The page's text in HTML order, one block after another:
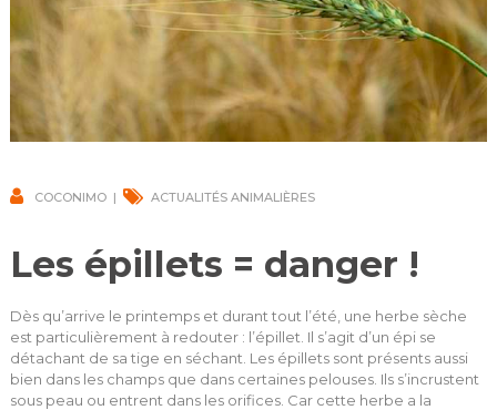
COCONIMO ACTUALITÉS ANIMALIÈRES
Les épillets = danger !
Dès qu’arrive le printemps et durant tout l’été, une herbe sèche
est particulièrement à redouter : l’épillet. Il s’agit d’un épi se
détachant de sa tige en séchant. Les épillets sont présents aussi
bien dans les champs que dans certaines pelouses. Ils s’incrustent
sous peau ou entrent dans les orifices. Car cette herbe a la